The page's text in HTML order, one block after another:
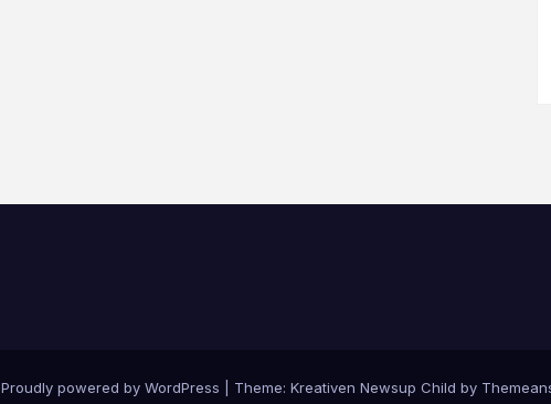
Proudly powered by WordPress Theme: Kreativen Newsup Child by